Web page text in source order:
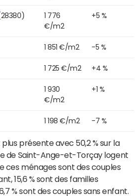
1 776
€/m2
+5 %
1 851 €/m2 -5 %
1 725 €/m2 +4 %
1 930
€/m2
+1 %
1 198 €/m2 -7 %
présente avec 50,2 % sur la
de Saint-Ange-et-Torçay logent
ces ménages sont des couples
15,6 % sont des familles
% sont des couples sans enfant.